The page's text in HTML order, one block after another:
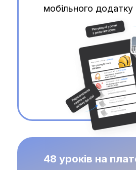
48 уроків на
мобільного додатку